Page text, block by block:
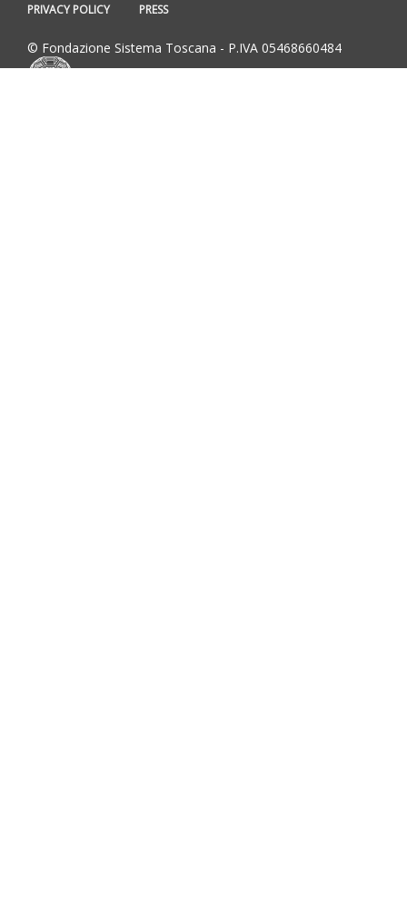
PRIVACY POLICY PRESS
© Fondazione Sistema Toscana - P.IVA 05468660484